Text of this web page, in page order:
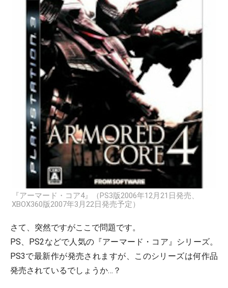
『アーマード・コア4』（PS3版2006年12月21日発売、
XBOX360版2007年3月22日発売予定）
さて、突然ですがここで問題です。
PS、PS2などで人気の『アーマード・コア』シリーズ。
PS3で最新作が発売されますが、このシリーズは何作品
発売されているでしょうか…？